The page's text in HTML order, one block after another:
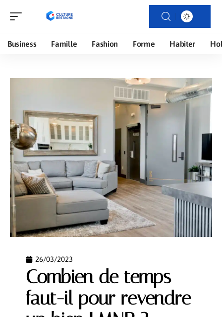
Business Famille Fashion Forme Habiter
26/03/2023
Combien de temps
faut-il pour revendre